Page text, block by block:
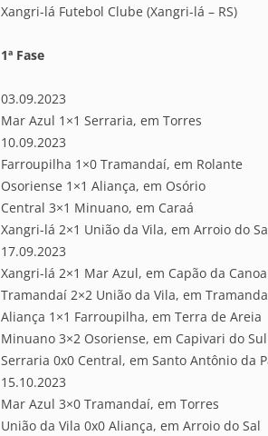
Xangri-lá Futebol Clube (Xangri-lá – RS)
1ª Fase
03.09.2023
Mar Azul 1×1 Serraria, em Torres
10.09.2023
Farroupilha 1×0 Tramandaí, em Rolante
Osoriense 1×1 Aliança, em Osório
Central 3×1 Minuano, em Caraá
Xangri-lá 2×1 União da Vila, em Arroio do
17.09.2023
Xangri-lá 2×1 Mar Azul, em Capão da Canoa
Tramandaí 2×2 União da Vila, em
Aliança 1×1 Farroupilha, em Terra de Areia
Minuano 3×2 Osoriense, em Capivari do Sul
Serraria 0x0 Central, em Santo Antônio da
15.10.2023
Mar Azul 3×0 Tramandaí, em Torres
União da Vila 0x0 Aliança, em Arroio do Sal